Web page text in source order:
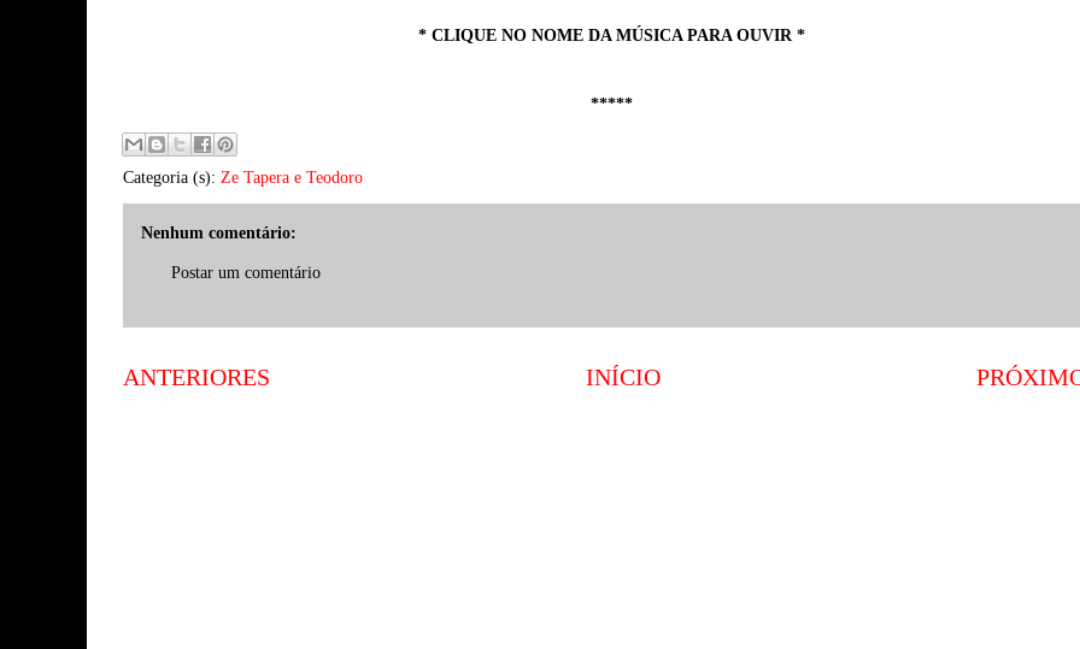
* CLIQUE NO NOME DA MÚSICA PARA OUVIR *
*****
Categoria (s): Ze Tapera e Teodoro
Nenhum comentário:
Postar um comentário
ANTERIORES INÍCIO